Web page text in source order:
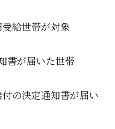
給世帯が対象
が届いた世帯
の決定通知書が届い